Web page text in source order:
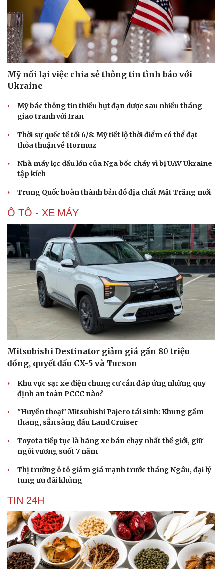
Mỹ nối lại việc chia sẻ thông tin tình báo với
Ukraine
Mỹ bác thông tin thiếu hụt đạn dược sau nhiều tháng
giao tranh với Iran
Thời sự quốc tế tối 6/8: Mỹ tiết lộ thời điểm có thể đạt
thỏa thuận về Hormuz
Nhà máy lọc dầu lớn của Nga bốc cháy vì bị UAV Ukraine
tập kích
Trung Quốc hoàn thành bản đồ địa chất Mặt Trăng mới
Ô TÔ - XE MÁY
Mitsubishi Destinator giảm giá gần 80 triệu
đồng, quyết đấu CX-5 và Tucson
Khu vực sạc xe điện chung cư cần đáp ứng những quy
định an toàn PCCC nào?
"Huyền thoại" Mitsubishi Pajero tái sinh: Khung gầm
thang, sẵn sàng đấu Land Cruiser
Toyota tiếp tục là hãng xe bán chạy nhất thế giới, giữ
ngôi vương suốt 7 năm
Thị trường ô tô giảm giá mạnh trước tháng Ngâu, đại lý
tung ưu đãi khủng
TIN 24H